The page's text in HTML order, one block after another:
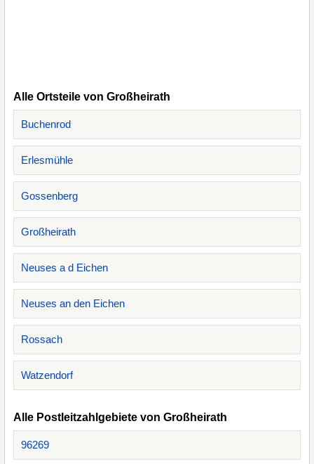
Alle Ortsteile von Großheirath
Buchenrod
Erlesmühle
Gossenberg
Großheirath
Neuses a d Eichen
Neuses an den Eichen
Rossach
Watzendorf
Alle Postleitzahlgebiete von Großheirath
96269